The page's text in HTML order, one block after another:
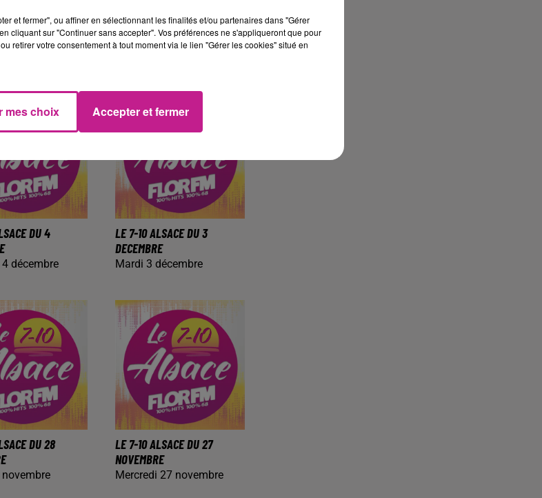
DU 10
LE 7-10 ALSACE DU 9
DECEMBRE
Lundi 9 décembre
DU 4
décembre
LE 7-10 ALSACE DU 3
DECEMBRE
Mardi 3 décembre
DU 28
LE 7-10 ALSACE DU 27
NOVEMBRE
Mercredi 27 novembre
et fermer", ou affiner en sélectionnant les finalités et/ou partenaires dans "Gérer
cliquant sur "Continuer sans accepter". Vos préférences ne s'appliqueront que pour
retirer votre consentement à tout moment via le lien "Gérer les cookies" situé en
mes choix Accepter et fermer